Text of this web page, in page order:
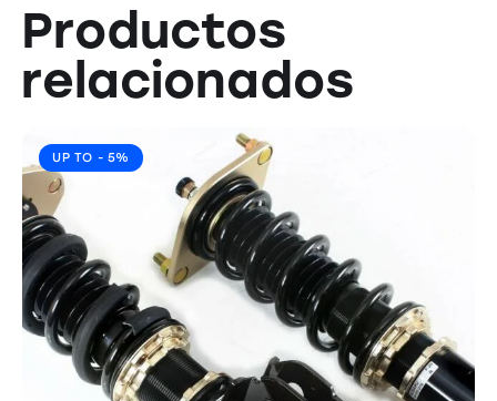
Productos
relacionados
UP TO - 5%